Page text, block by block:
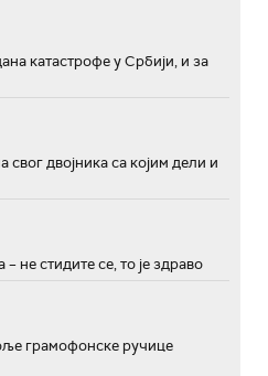
катастрофе у Србији, и за
свог двојника са којим дели и
не стидите се, то је здраво
грамофонске ручице